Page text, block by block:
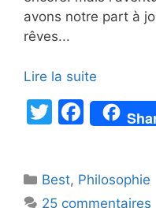
avons notre part à
rêves...
Lire la suite
T
er
F
a
e
Catégories
Best, Philosophie
25 commentaires